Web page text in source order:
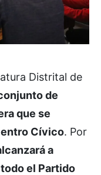
Distrital de
de
que se
Cívico. Por
a
el Partido